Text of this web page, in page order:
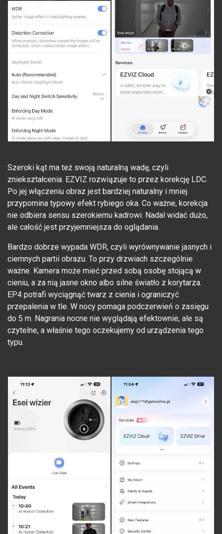
Szeroki kąt ma też swoją naturalną wadę, czyli
zniekształcenia. EZVIZ rozwiązuje to przez korekcję LDC.
Po jej włączeniu obraz jest bardziej naturalny i mniej
przypomina typowy efekt rybiego oka. Co ważne, korekcja
nie odbiera sensu szerokiemu kadrowi. Nadal widać dużo,
ale całość jest przyjemniejsza do oglądania.
Bardzo dobrze wypada WDR, czyli wyrównywanie jasnych i
ciemnych partii obrazu. To przy drzwiach szczególnie
ważne. Kamera może mieć przed sobą osobę stojącą w
cieniu, a za nią jasne okno albo silne światło z korytarza.
EP4 potrafi wyciągnąć twarz z cienia i ograniczyć
przepalenia w tle. W nocy pomaga podczerwień o zasięgu
do 5 m. Nagrania nocne nie wyglądają efektownie, ale są
czytelne, a właśnie tego oczekujemy od urządzenia tego
typu.